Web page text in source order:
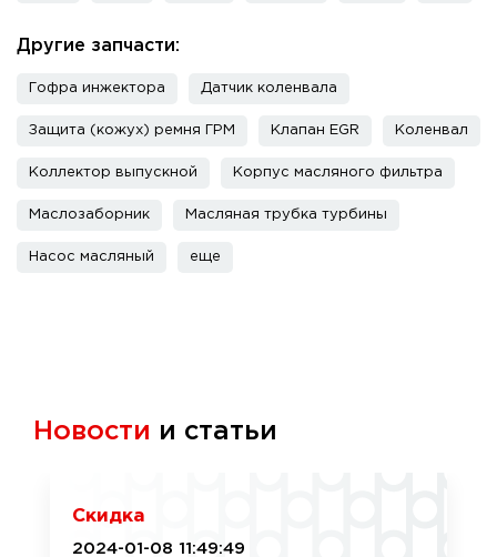
Другие запчасти:
Гофра инжектора Датчик коленвала
Защита (кожух) ремня ГРМ Клапан EGR Коленвал
Коллектор выпускной Корпус масляного фильтра
Маслозаборник Масляная трубка турбины
Насос масляный еще
Новости и статьи
Скидка
2024-01-08 11:49:49